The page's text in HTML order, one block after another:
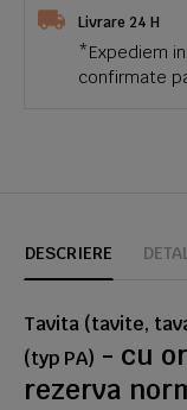
Livrare 24 H
*Expediem
confirmate
DESCRIERE
Tavita (tavite,
(typ PA) - cu
rezerva